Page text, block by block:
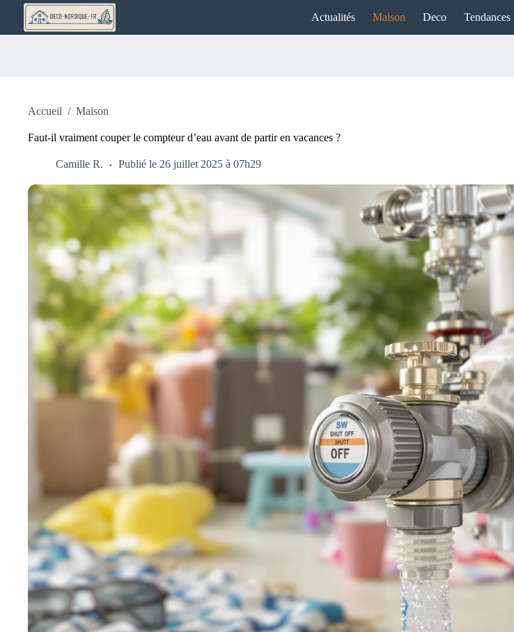
Passer
contenu
Actualités Maison Deco Tendances
Accueil / Maison
Faut-il vraiment couper le compteur d’eau avant de partir en vacances ?
Camille R. Publié le 26 juillet 2025 à 07h29